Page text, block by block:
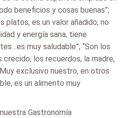
beneficios y cosas buenas”;
platos, es un valor añadido, no
y energía sana, tiene
muy saludable”; “Son los
crecido, los recuerdos, la madre,
exclusivo nuestro, en otros
es un alimento muy
Gastronomía